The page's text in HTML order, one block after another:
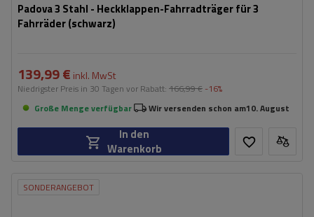
Padova 3 Stahl - Heckklappen-Fahrradträger für 3
Fahrräder (schwarz)
139,99 € inkl. MwSt
Niedrigster Preis in 30 Tagen vor Rabatt: 166,99 € -16%
Große Menge verfügbar
Wir versenden schon am10. August
In den
Warenkorb
SONDERANGEBOT